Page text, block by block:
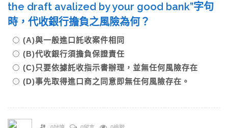
the draft avalized by your good bank”字句
時，代收銀行擔負之風險為何？
(A)與一般進口託收案件相同
(B)代收銀行須擔負保證責任
(C)只要依據託收指示書辦理，並無任何風險存在
(D)事先取得進口商之同意即無任何風險存在。